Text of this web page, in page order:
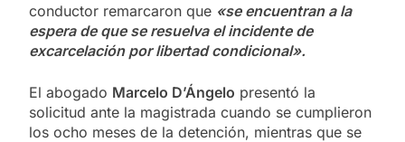
conductor remarcaron que «se encuentran a la
espera de que se resuelva el incidente de
excarcelación por libertad condicional».
El abogado Marcelo D’Ángelo presentó la
solicitud ante la magistrada cuando se cumplieron
los ocho meses de la detención, mientras que se